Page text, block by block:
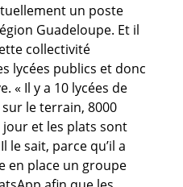
un poste
Guadeloupe. Et il
collectivité
lycées publics et donc
« Il y a 10 lycées de
le terrain, 8000
et les plats sont
le sait, parce qu’il a
en place un groupe